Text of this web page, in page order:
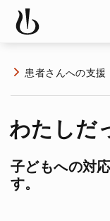
患者さんへの支援
わたしだ
子どもへの対
す。